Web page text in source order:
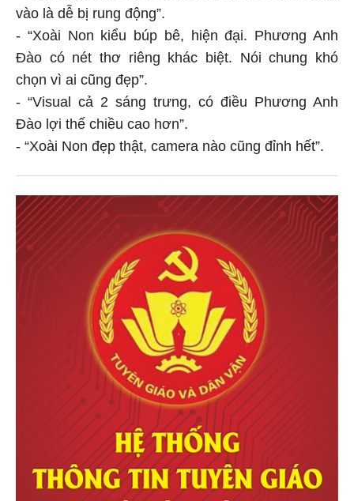
vào là dễ bị rung động”.
- “Xoài Non kiểu búp bê, hiện đại. Phương Anh
Đào có nét thơ riêng khác biệt. Nói chung khó
chọn vì ai cũng đẹp”.
- “Visual cả 2 sáng trưng, có điều Phương Anh
Đào lợi thế chiều cao hơn”.
- “Xoài Non đẹp thật, camera nào cũng đỉnh hết”.